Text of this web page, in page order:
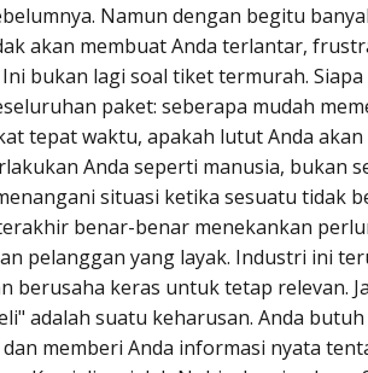
Namun dengan begitu
akan membuat Anda terlantar,
bukan lagi soal tiket termurah.
paket: seberapa mudah
tepat waktu, apakah lutut Anda akan
Anda seperti manusia, bukan
situasi ketika sesuatu tidak
benar-benar menekankan
pelanggan yang layak. Industri ini
berusaha keras untuk tetap relevan.
adalah suatu keharusan. Anda
memberi Anda informasi nyata